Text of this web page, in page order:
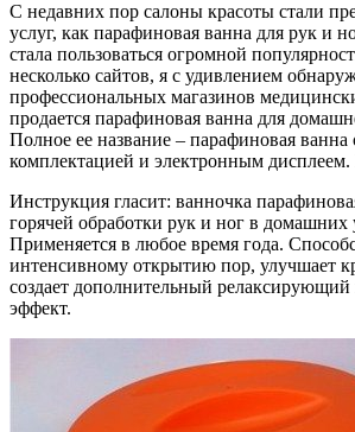
С недавних пор салоны красоты стали
услуг, как парафиновая ванна для рук и
стала пользоваться огромной
несколько сайтов, я с удивлением
профессиональных магазинов
продается парафиновая ванна для
Полное ее название – парафиновая ванна
комплектацией и электронным
Инструкция гласит: ванночка
горячей обработки рук и ног в домашних
Применяется в любое время года.
интенсивному открытию пор, улучшает
создает дополнительный
эффект.